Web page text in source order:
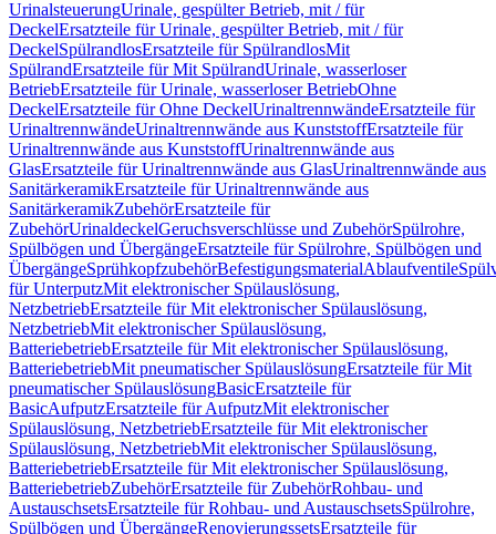
UrinalsteuerungUrinale, gespülter Betrieb, mit / für
DeckelErsatzteile für Urinale, gespülter Betrieb, mit / für
DeckelSpülrandlosErsatzteile für SpülrandlosMit
SpülrandErsatzteile für Mit SpülrandUrinale, wasserloser
BetriebErsatzteile für Urinale, wasserloser BetriebOhne
DeckelErsatzteile für Ohne DeckelUrinaltrennwändeErsatzteile für
UrinaltrennwändeUrinaltrennwände aus KunststoffErsatzteile für
Urinaltrennwände aus KunststoffUrinaltrennwände aus
GlasErsatzteile für Urinaltrennwände aus GlasUrinaltrennwände aus
SanitärkeramikErsatzteile für Urinaltrennwände aus
SanitärkeramikZubehörErsatzteile für
ZubehörUrinaldeckelGeruchsverschlüsse und ZubehörSpülrohre,
Spülbögen und ÜbergängeErsatzteile für Spülrohre, Spülbögen und
ÜbergängeSprühkopfzubehörBefestigungsmaterialAblaufventile
für UnterputzMit elektronischer Spülauslösung,
NetzbetriebErsatzteile für Mit elektronischer Spülauslösung,
NetzbetriebMit elektronischer Spülauslösung,
BatteriebetriebErsatzteile für Mit elektronischer Spülauslösung,
BatteriebetriebMit pneumatischer SpülauslösungErsatzteile für Mit
pneumatischer SpülauslösungBasicErsatzteile für
BasicAufputzErsatzteile für AufputzMit elektronischer
Spülauslösung, NetzbetriebErsatzteile für Mit elektronischer
Spülauslösung, NetzbetriebMit elektronischer Spülauslösung,
BatteriebetriebErsatzteile für Mit elektronischer Spülauslösung,
BatteriebetriebZubehörErsatzteile für ZubehörRohbau- und
AustauschsetsErsatzteile für Rohbau- und AustauschsetsSpülrohre,
Spülbögen und ÜbergängeRenovierungssetsErsatzteile für